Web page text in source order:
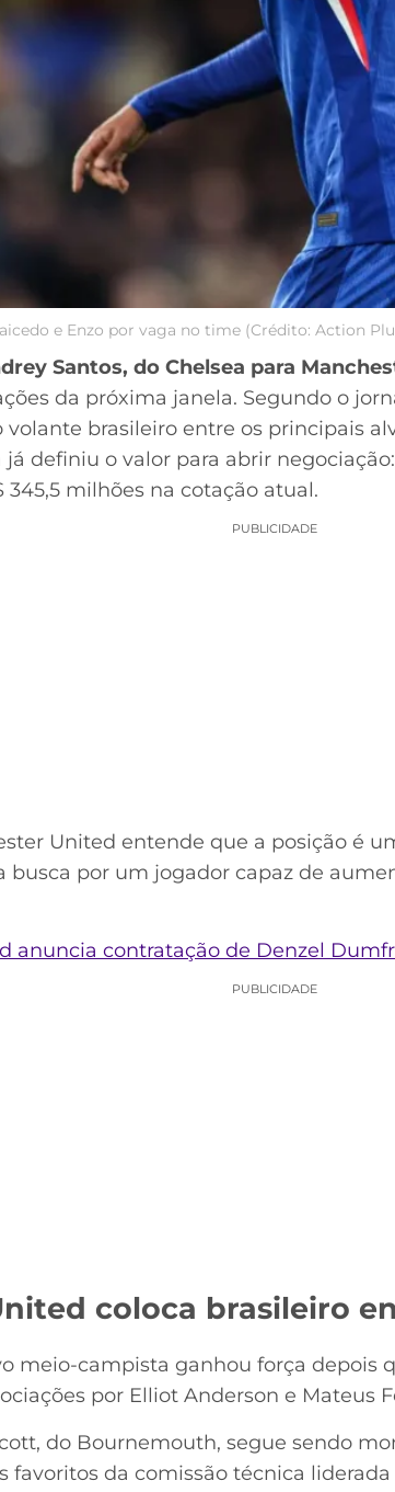
e Enzo por vaga no time (Crédito: Action
Santos, do Chelsea para
da próxima janela. Segundo o
volante brasileiro entre os principais
já definiu o valor para abrir
milhões na cotação atual.
PUBLICIDADE
United entende que a posição é
busca por um jogador capaz de
anuncia contratação de Denzel
PUBLICIDADE
coloca brasileiro
meio-campista ganhou força depois
por Elliot Anderson e Mateus
do Bournemouth, segue sendo
favoritos da comissão técnica